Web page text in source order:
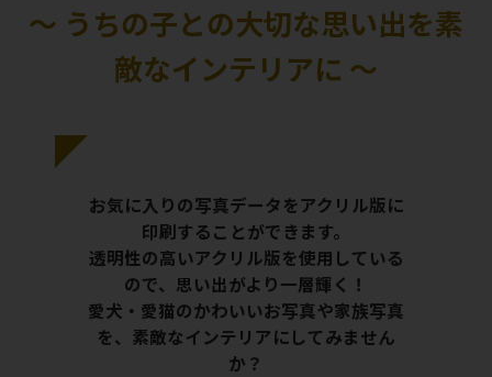
～ うちの子との大切な思い出を素
敵なインテリアに ～
お気に入りの写真データをアクリル版に
印刷することができます。
透明性の高いアクリル版を使用している
ので、思い出がより一層輝く！
愛犬・愛猫のかわいいお写真や家族写真
を、素敵なインテリアにしてみません
か？